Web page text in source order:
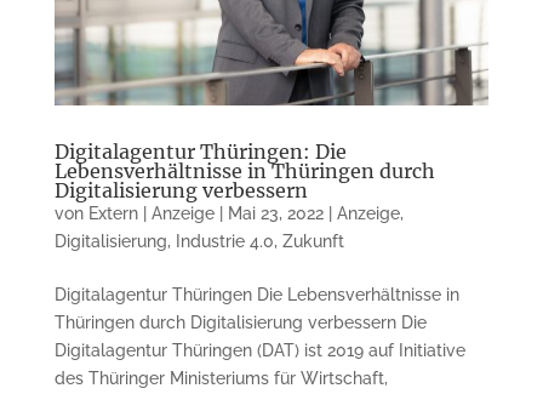
Digitalagentur Thüringen: Die
Lebensverhältnisse in Thüringen durch
Digitalisierung verbessern
von Extern | Anzeige| Mai 23, 2022| Anzeige,
Digitalisierung, Industrie 4.0, Zukunft
Digitalagentur Thüringen Die Lebensverhältnisse in
Thüringen durch Digitalisierung verbessern Die
Digitalagentur Thüringen (DAT) ist 2019 auf Initiative
des Thüringer Ministeriums für Wirtschaft,